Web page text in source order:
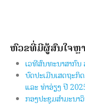
ຫົວຂໍ້ທີ່ມີຜູ້ສົນໃຈຫຼ
ເວທີສົນທະນາສາກົ
ບົດປະເມີນເສດຖະກິ
ແລະ ທ່າອ່ຽງ ປີ
ກອງປະຊຸມສຳມະນາ